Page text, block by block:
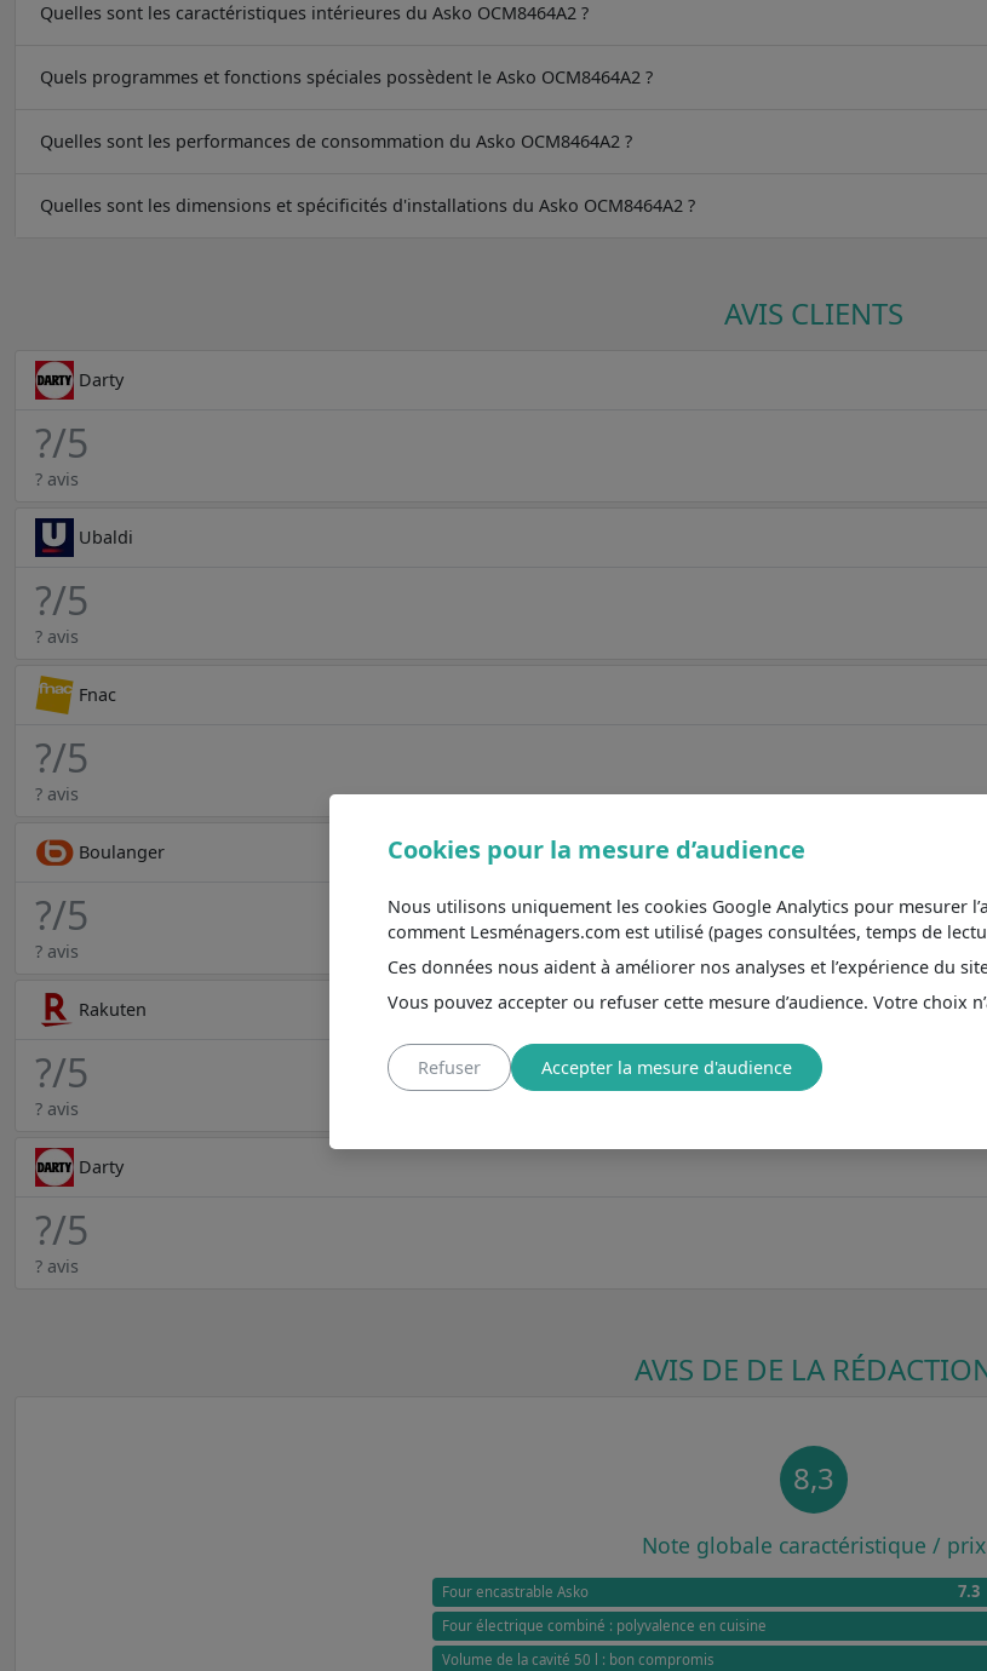
Quelles sont les caractéristiques intérieures du Asko OCM8464A2 ?
Quels programmes et fonctions spéciales possèdent le Asko OCM8464A2 ?
Quelles sont les performances de consommation du Asko OCM8464A2 ?
Quelles sont les dimensions et spécificités d'installations du Asko OCM8464A2 ?
AVIS CLIENTS
Darty
?/5
? avis
Ubaldi
?/5
? avis
Fnac
?/5
? avis
Boulanger
?/5
? avis
Rakuten
?/5
? avis
Darty
?/5
? avis
AVIS DE DE LA
8,3
Note globale caractéristique / prix
Four encastrable Asko 7.3
Four électrique combiné : polyvalence en cuisine
Volume de la cavité 50 l : bon compromis
Cookies pour la mesure d’audience
Nous utilisons uniquement les cookies Google Analytics pour mesurer
comment Lesménagers.com est utilisé (pages consultées, temps de
Ces données nous aident à améliorer nos analyses et l’expérience du
Vous pouvez accepter ou refuser cette mesure d’audience. Votre choix
Refuser Accepter la mesure d'audience